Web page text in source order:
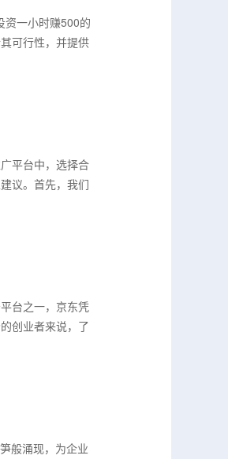
资一小时赚500的
可行性，并提供
平台中，选择合
议。首先，我们
台之一，京东凭
创业者来说，了
般涌现，为企业